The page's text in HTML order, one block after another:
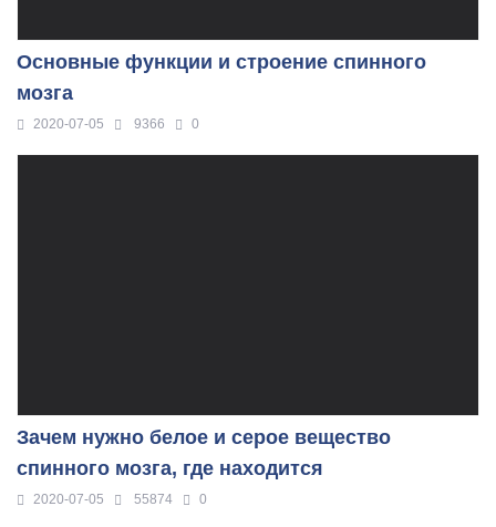
Основные функции и строение спинного
мозга
2020-07-05 9366 0
Зачем нужно белое и серое вещество
спинного мозга, где находится
2020-07-05 55874 0